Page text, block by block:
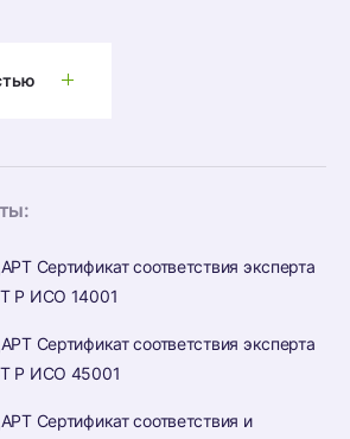
Сертификат соответствия эксперта
Р ИСО 14001
Сертификат соответствия эксперта
Р ИСО 45001
Сертификат соответствия и